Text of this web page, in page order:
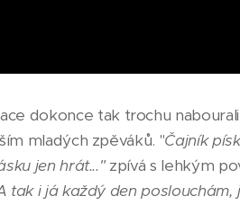
dokonce tak trochu
mladých zpěváků. "Čajník
jen hrát..."zpívá s lehkým
tak i já každý den poslouchám,